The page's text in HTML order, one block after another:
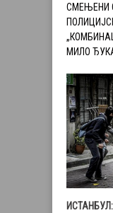
СМЕЊЕНИ
МИЛО
ИСТАНБУЛ: